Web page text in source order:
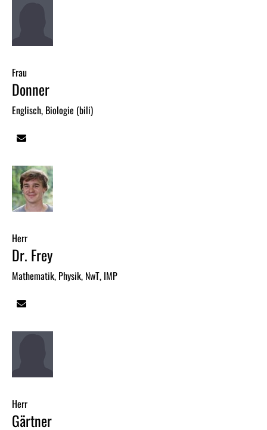
Frau
Donner
Englisch, Biologie (bili)
Herr
Dr. Frey
Mathematik, Physik, NwT, IMP
Herr
Gärtner